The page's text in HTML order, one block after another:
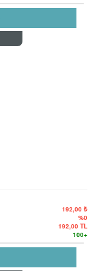
192,00 ₺
%0
192,00 TL
100+